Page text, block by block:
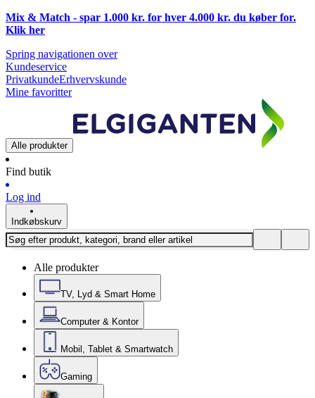
Mix & Match - spar 1.000 kr. for hver 4.000 kr. du køber for.
Klik her
Spring navigationen over
Kundeservice
PrivatkundeErhvervskunde
Mine favoritter
Alle produkter
Find butik
Log ind
Indkøbskurv
Alle produkter
TV, Lyd & Smart Home
Computer & Kontor
Mobil, Tablet & Smartwatch
Gaming